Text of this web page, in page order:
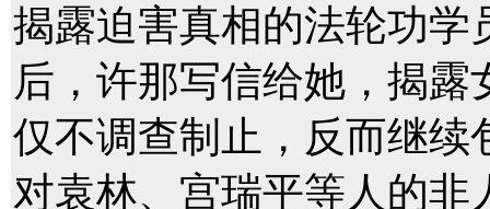
揭露迫害真相的法轮功学
后，许那写信给她，揭
仅不调查制止，反而继续
对袁林、宫瑞平等人的